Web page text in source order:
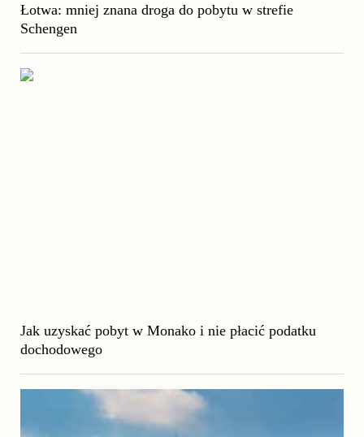
Łotwa: mniej znana droga do pobytu w strefie
Schengen
Jak uzyskać pobyt w Monako i nie płacić podatku
dochodowego